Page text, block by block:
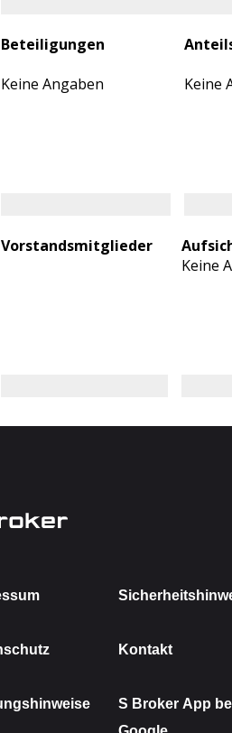
Beteiligungen
Keine Angaben
Keine
Vorstandsmitglieder
Keine